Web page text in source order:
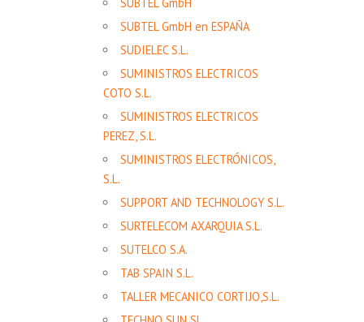
SUBTEL GmbH en ESPAÑA
SUDIELEC S.L.
SUMINISTROS ELECTRICOS
COTO S.L.
SUMINISTROS ELECTRICOS
PEREZ, S.L.
SUMINISTROS ELECTRÓNICOS,
S.L.
SUPPORT AND TECHNOLOGY S.L.
SURTELECOM AXARQUIA S.L.
SUTELCO S.A.
TAB SPAIN S.L.
TALLER MECANICO CORTIJO,S.L.